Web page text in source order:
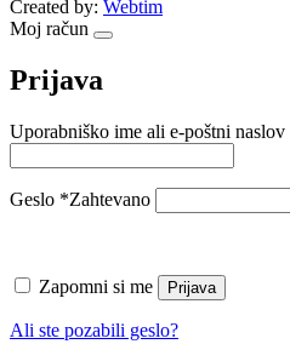
Created by: Webtim
Moj račun
Prijava
Uporabniško ime ali e-poštni naslov
Geslo *Zahtevano
Zapomni si me Prijava
Ali ste pozabili geslo?